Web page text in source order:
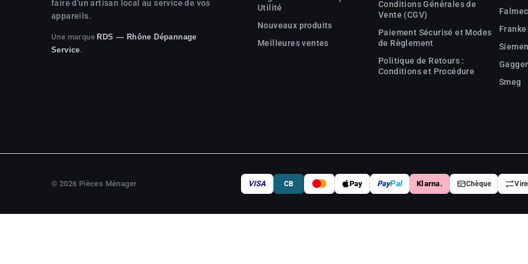
faire d'un artisan local au service de vos
appareils.
Une marqueRDS — Rhône Dépannage
Service.
Utilité
Nouveaux produits
Meilleures ventes
Conditions Générales de
Vente (CGV)
Paiement Sécurisé et Modes
de Règlement
Politique de Retours :
Conditions et Procédure
Falmec
Franke
Smeg
© 2026 Pièces Ménager VISA CB Pay PayPal Klarna. Chèque